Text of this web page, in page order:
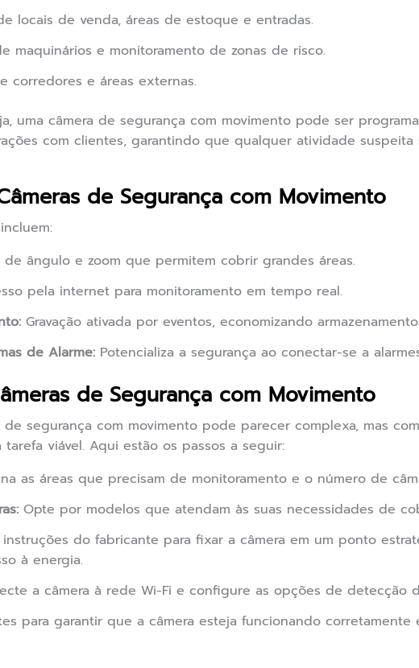
locais de venda, áreas de estoque e entradas.
maquinários e monitoramento de zonas de risco.
corredores e áreas externas.
uma câmera de segurança com movimento pode ser
com clientes, garantindo que qualquer atividade suspeita
de Segurança com Movimento
de ângulo e zoom que permitem cobrir grandes áreas.
pela internet para monitoramento em tempo real.
Gravação ativada por eventos, economizando armazenamento.
de Alarme: Potencializa a segurança ao conectar-se a
de Segurança com Movimento
segurança com movimento pode parecer complexa, mas
viável. Aqui estão os passos a seguir:
as áreas que precisam de monitoramento e o número de
Opte por modelos que atendam às suas necessidades de
instruções do fabricante para fixar a câmera em um ponto
à energia.
a câmera à rede Wi-Fi e configure as opções de detecção
para garantir que a câmera esteja funcionando